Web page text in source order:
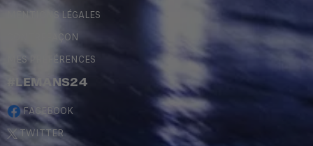
MENTIONS LÉGALES
CONTREFAÇON
MES PRÉFÉRENCES
#LEMANS24
FACEBOOK
TWITTER